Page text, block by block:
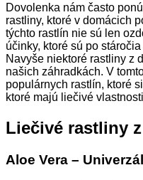
Dovolenka nám často
rastliny, ktoré v domácich
týchto rastlín nie sú len
účinky, ktoré sú po
Navyše niektoré rastliny z
našich záhradkách. V
populárnych rastlín, ktoré
ktoré majú liečivé
Liečivé rastliny
Aloe Vera –